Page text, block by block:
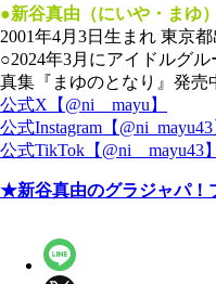
●新谷真由（にいや・まゆ）
2001年4月3日生まれ 東京
○2024年3月にアイドルグ
真集『まゆのとなり』発売
公式X【@ni__mayu】
公式Instagram【@ni_mayu43
公式TikTok【@ni__mayu43】
★新谷真由のグラジャパ！